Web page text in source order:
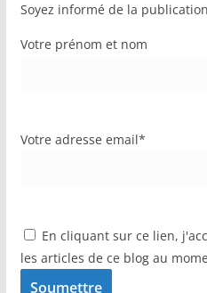
Soyez informé de la
Votre prénom et nom
Votre adresse email*
En cliquant sur ce lien,
les articles de ce blog au